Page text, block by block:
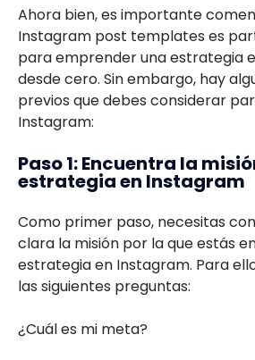
Ahora bien, es importante
Instagram post templates es
para emprender una estrategia
desde cero. Sin embargo, hay
previos que debes considerar
Instagram:
Paso 1: Encuentra la
estrategia en Instagram
Como primer paso, necesitas
clara la misión por la que estás
estrategia en Instagram. Para
las siguientes preguntas:
¿Cuál es mi meta?